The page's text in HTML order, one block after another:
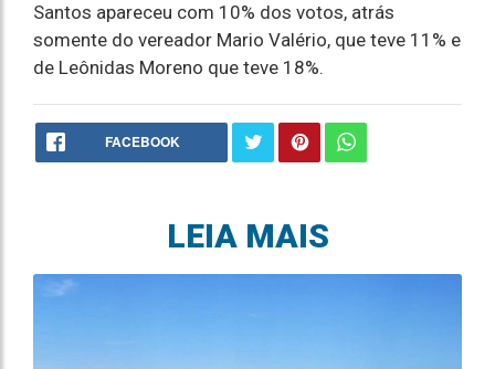
Santos apareceu com 10% dos votos, atrás
somente do vereador Mario Valério, que teve 11% e
de Leônidas Moreno que teve 18%.
FACEBOOK
LEIA MAIS